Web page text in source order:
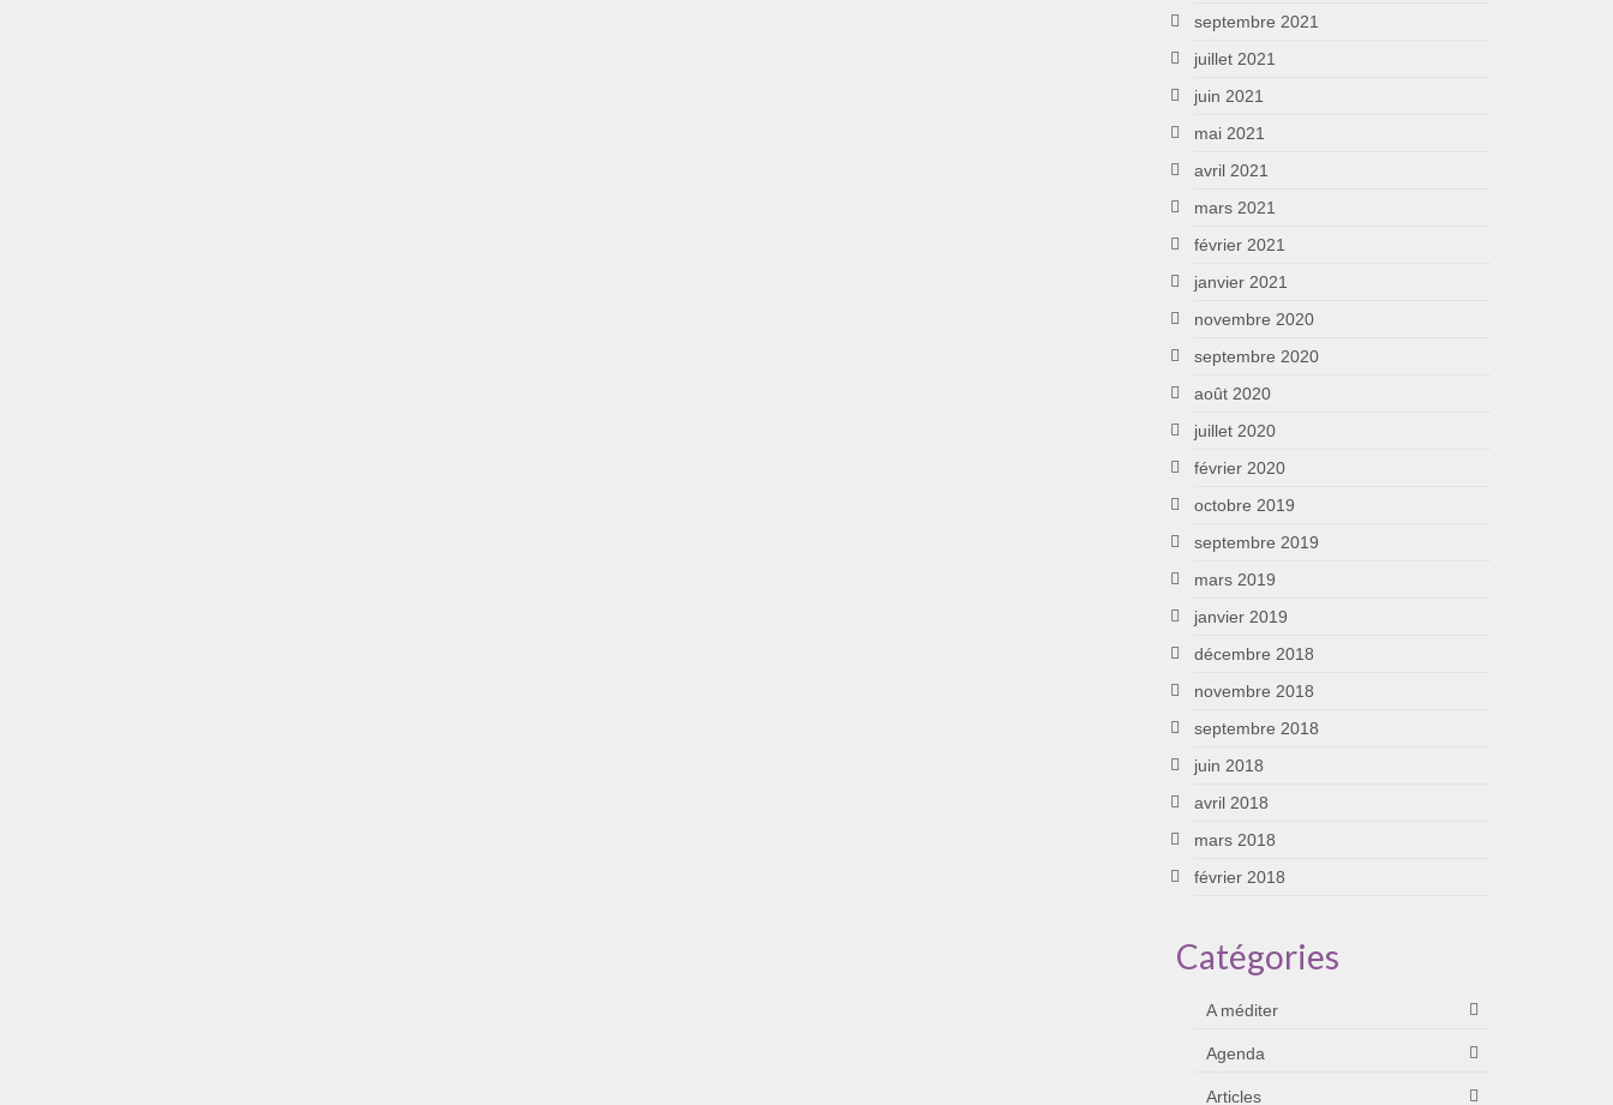
septembre 2021
juillet 2021
juin 2021
mai 2021
avril 2021
mars 2021
février 2021
janvier 2021
novembre 2020
septembre 2020
août 2020
juillet 2020
février 2020
octobre 2019
septembre 2019
mars 2019
janvier 2019
décembre 2018
novembre 2018
septembre 2018
juin 2018
avril 2018
mars 2018
février 2018
Catégories
A méditer
Agenda
Articles